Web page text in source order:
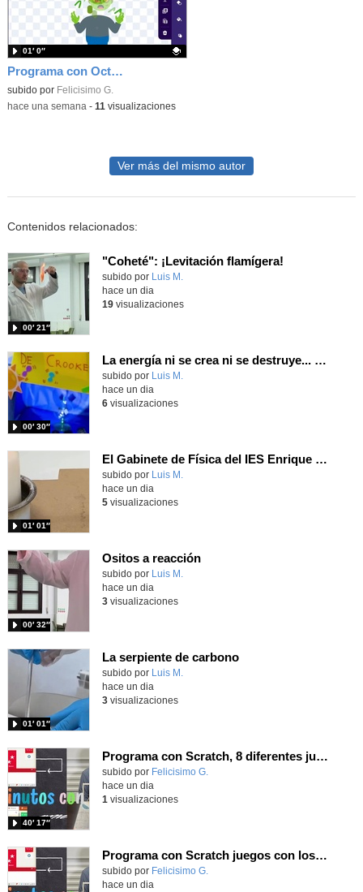
Programa con OctoStudio, un juego homenajeando al House of the dead con Zombies
Contenido educativo.
subido por Felicisimo G.
01′ 0″
-hace una semana - 11 visualizaciones
Ver más del mismo autor
Contenidos relacionados:
"Coheté": ¡Levitación flamígera!
Contenido educativo.
subido por Luis M.
00′ 21″
hace un dia
19visualizaciones
La energía ni se crea ni se destruye... ¡se experimenta! El Tierno en la Feria Madrid es Ciencia 2026
Contenido educativo.
subido por Luis M.
00′ 30″
hace un dia
6visualizaciones
El Gabinete de Física del IES Enrique Tierno Galván de Parla (Curso 25-26)
Contenido educativo.
subido por Luis M.
01′ 01″
hace un dia
5visualizaciones
Ositos a reacción
Contenido educativo.
subido por Luis M.
00′ 32″
hace un dia
3visualizaciones
La serpiente de carbono
Contenido educativo.
subido por Luis M.
01′ 01″
hace un dia
3visualizaciones
Programa con Scratch, 8 diferentes juegos para vivir la emoción de los partidos de España en el mundial 2026
Contenido educativo.
subido por Felicisimo G.
40′ 17″
hace un dia
1 visualizaciones
Programa con Scratch juegos con los partidos del mundial 2026 ganados por España
Contenido educativo.
subido por Felicisimo G.
hace un dia